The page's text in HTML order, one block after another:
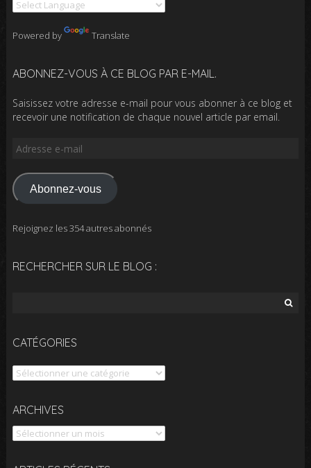
Powered by Translate
ABONNEZ-VOUS À CE BLOG PAR E-MAIL.
Saisissez votre adresse e-mail pour vous abonner à ce blog et
recevoir une notification de chaque nouvel article par email.
Adresse
mail
Abonnez-vous
Rejoignez les 354 autres abonnés
RECHERCHER SUR LE BLOG :
CATÉGORIES
Catégories
ARCHIVES
Archives